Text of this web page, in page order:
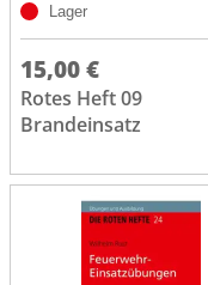
Lager
15,00 €
Rotes Heft 09
Brandeinsatz